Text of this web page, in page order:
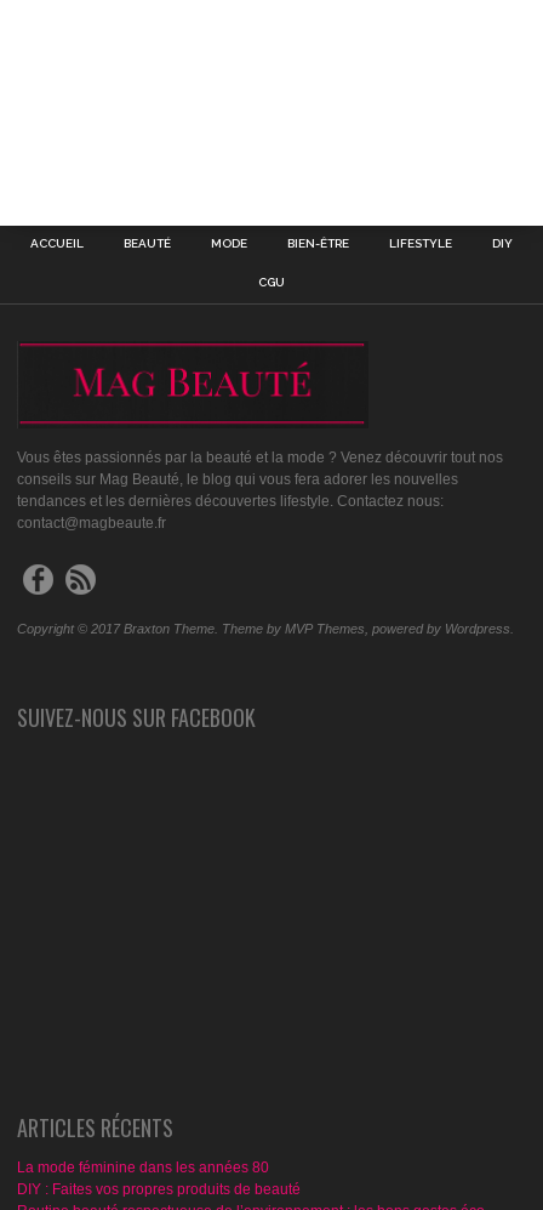
ACCUEIL BEAUTÉ MODE BIEN-ÊTRE LIFESTYLE DIY
CGU
Vous êtes passionnés par la beauté et la mode ? Venez découvrir tout nos
conseils sur Mag Beauté, le blog qui vous fera adorer les nouvelles
tendances et les dernières découvertes lifestyle. Contactez nous:
contact@magbeaute.fr
Copyright © 2017 Braxton Theme. Theme by MVP Themes, powered by Wordpress.
SUIVEZ-NOUS SUR FACEBOOK
ARTICLES RÉCENTS
La mode féminine dans les années 80
DIY : Faites vos propres produits de beauté